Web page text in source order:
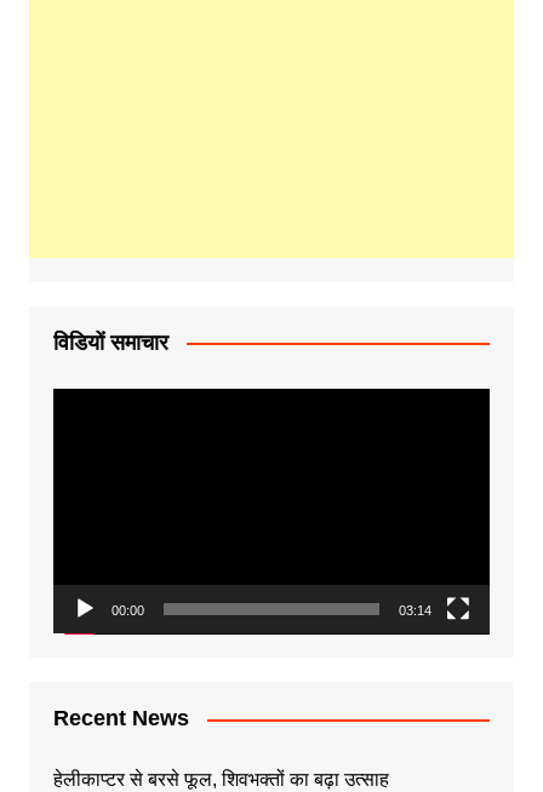
विडियों समाचार
00:00 03:14
Recent News
हेलीकाप्टर से बरसे फूल, शिवभक्तों का बढ़ा उत्साह